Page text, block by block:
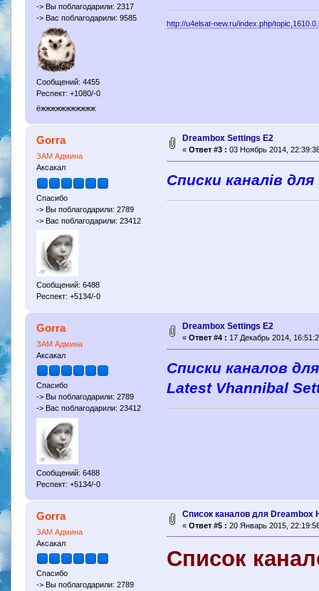
-> Вы поблагодарили: 2317
-> Вас поблагодарили: 9585
Сообщений: 4455
Респект: +1080/-0
ёжжжжжжжжжжж
http://u4elsat-new.ru/index.php/
Gorra
ЗАМ Админа
Аксакал
Спасибо
-> Вы поблагодарили: 2789
-> Вас поблагодарили: 23412
Сообщений: 6488
Респект: +5134/-0
Dreambox Settings E2
« Ответ #3 : 03 Ноябрь 2014,
Списки каналів
Gorra
ЗАМ Админа
Аксакал
Спасибо
-> Вы поблагодарили: 2789
-> Вас поблагодарили: 23412
Сообщений: 6488
Респект: +5134/-0
Dreambox Settings E2
« Ответ #4 : 17 Декабрь 2014,
Списки каналов
Latest Vhannibal
Gorra
ЗАМ Админа
Аксакал
Спасибо
-> Вы поблагодарили: 2789
Список каналов для Dreambox
« Ответ #5 : 20 Январь 2015,
Список